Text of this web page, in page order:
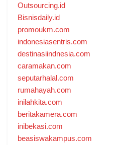
Outsourcing.id
Bisnisdaily.id
promoukm.com
indonesiasentris.com
destinasiindnesia.com
caramakan.com
seputarhalal.com
rumahayah.com
inilahkita.com
beritakamera.com
inibekasi.com
beasiswakampus.com